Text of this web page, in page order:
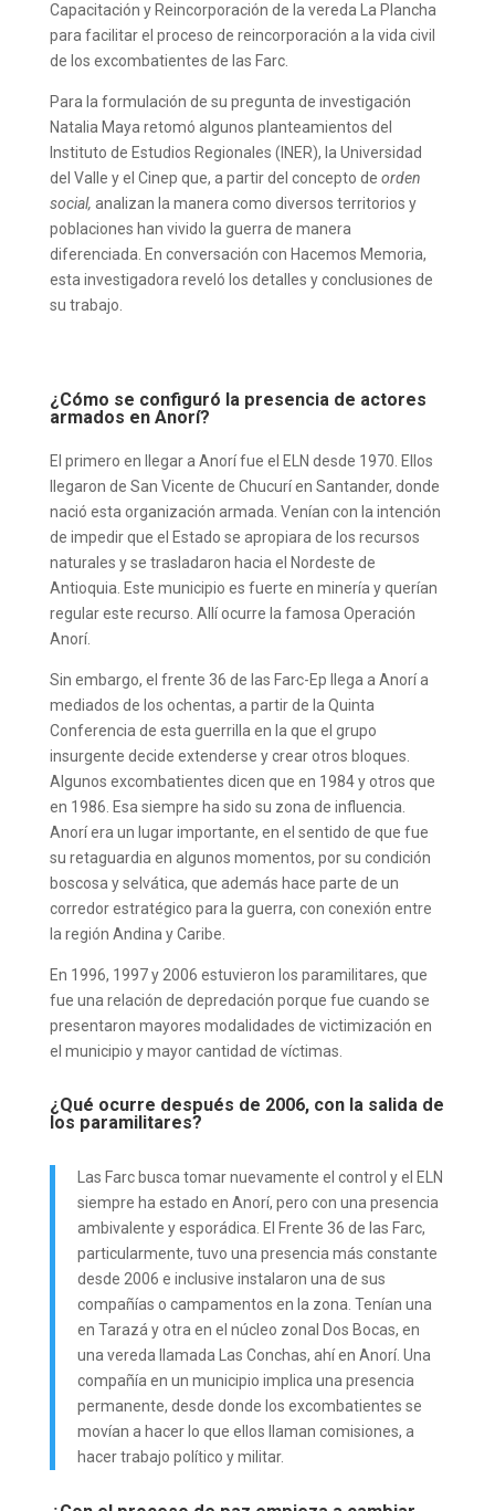
Capacitación y Reincorporación de la vereda La Plancha
para facilitar el proceso de reincorporación a la vida civil
de los excombatientes de las Farc.
Para la formulación de su pregunta de investigación
Natalia Maya retomó algunos planteamientos del
Instituto de Estudios Regionales (INER), la Universidad
del Valle y el Cinep que, a partir del concepto de orden
social, analizan la manera como diversos territorios y
poblaciones han vivido la guerra de manera
diferenciada. En conversación con Hacemos Memoria,
esta investigadora reveló los detalles y conclusiones de
su trabajo.
¿Cómo se configuró la presencia de actores
armados en Anorí?
El primero en llegar a Anorí fue el ELN desde 1970. Ellos
llegaron de San Vicente de Chucurí en Santander, donde
nació esta organización armada. Venían con la intención
de impedir que el Estado se apropiara de los recursos
naturales y se trasladaron hacia el Nordeste de
Antioquia. Este municipio es fuerte en minería y querían
regular este recurso. Allí ocurre la famosa Operación
Anorí.
Sin embargo, el frente 36 de las Farc-Ep llega a Anorí a
mediados de los ochentas, a partir de la Quinta
Conferencia de esta guerrilla en la que el grupo
insurgente decide extenderse y crear otros bloques.
Algunos excombatientes dicen que en 1984 y otros que
en 1986. Esa siempre ha sido su zona de influencia.
Anorí era un lugar importante, en el sentido de que fue
su retaguardia en algunos momentos, por su condición
boscosa y selvática, que además hace parte de un
corredor estratégico para la guerra, con conexión entre
la región Andina y Caribe.
En 1996, 1997 y 2006 estuvieron los paramilitares, que
fue una relación de depredación porque fue cuando se
presentaron mayores modalidades de victimización en
el municipio y mayor cantidad de víctimas.
¿Qué ocurre después de 2006, con la salida de
los paramilitares?
Las Farc busca tomar nuevamente el control y el ELN
siempre ha estado en Anorí, pero con una presencia
ambivalente y esporádica. El Frente 36 de las Farc,
particularmente, tuvo una presencia más constante
desde 2006 e inclusive instalaron una de sus
compañías o campamentos en la zona. Tenían una
en Tarazá y otra en el núcleo zonal Dos Bocas, en
una vereda llamada Las Conchas, ahí en Anorí. Una
compañía en un municipio implica una presencia
permanente, desde donde los excombatientes se
movían a hacer lo que ellos llaman comisiones, a
hacer trabajo político y militar.